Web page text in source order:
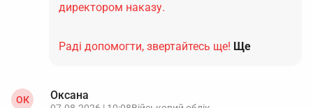
директором наказу.
Раді допомогти, звертайтесь ще! Ще
ОК Оксана